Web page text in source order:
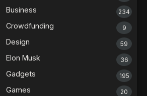
Business 234
Crowdfunding 9
Design 59
Elon Musk 36
Gadgets 195
Games 20